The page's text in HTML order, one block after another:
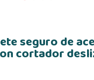
seguro de
cortador